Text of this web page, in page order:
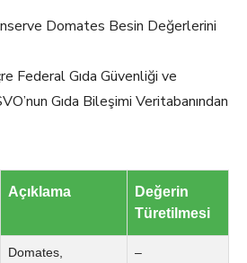
Domates Besin Değerlerini
Federal Gıda Güvenliği ve
Gıda Bileşimi Veritabanından
Açıklama
Değerin
Türetilmesi
Domates,
–